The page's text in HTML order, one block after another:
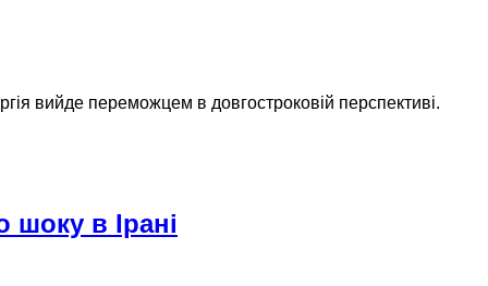
вийде переможцем в довгостроковій перспективі.
шоку в Ірані